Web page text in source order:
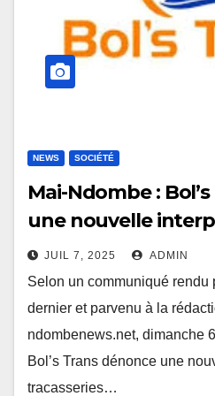
NEWS SOCIÉTÉ
Mai-Ndombe :
une nouvelle
à Nioki
JUIL 7, 2025 ADMIN
Selon un communiqué
dernier et parvenu à la
ndombenews.net, dimanche
Bol’s Trans dénonce une
tracasseries…